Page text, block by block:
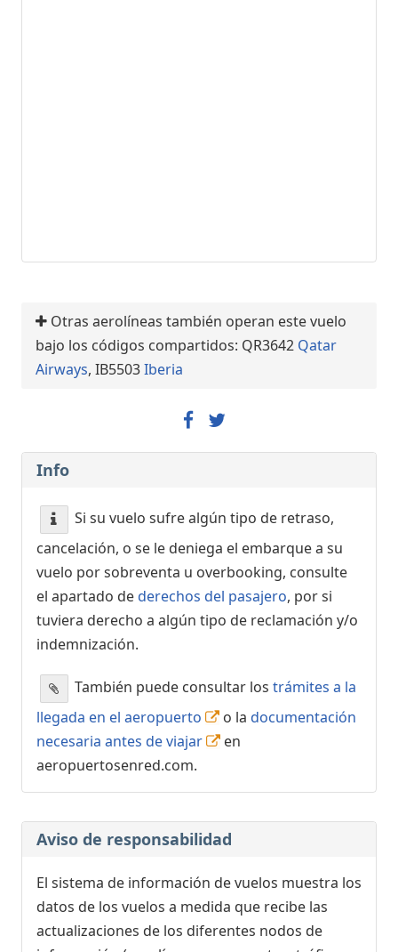
Otras aerolíneas también operan este vuelo
bajo los códigos compartidos: QR3642 Qatar
Airways, IB5503Iberia
Info
Si su vuelo sufre algún tipo de retraso,
cancelación, o se le deniega el embarque a su
vuelo por sobreventa u overbooking, consulte
el apartado dederechos del pasajero, por si
tuviera derecho a algún tipo de reclamación y/o
indemnización.
También puede consultar los trámites a la
llegada en el aeropuerto
o la documentación
necesaria antes de viajar
en
aeropuertosenred.com.
Aviso de responsabilidad
El sistema de información de vuelos muestra los
datos de los vuelos a medida que recibe las
actualizaciones de los diferentes nodos de